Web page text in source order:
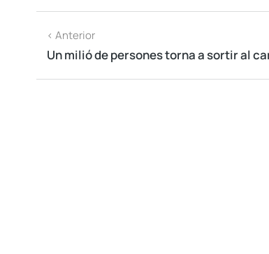
< Anterior